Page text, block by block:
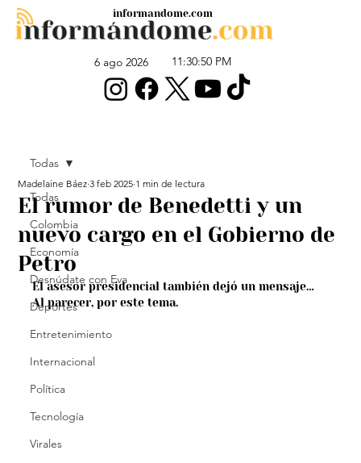
6 ago 2026 11:30:50 PM
informandome.com
Todas
Colombia
Economía
Desnúdate con Eva
Deportes
Entretenimiento
Internacional
Política
Tecnología
Virales
Todas
El rumor de Benedetti y un
nuevo cargo en el Gobierno de
Petro
Madelaine Báez 3 feb 2025 1 min de lectura
El asesor presidencial también dejó un mensaje…
Al parecer, por este tema.